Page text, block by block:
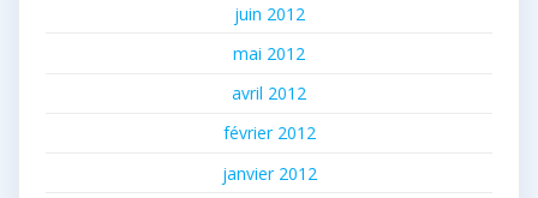
juin 2012
mai 2012
avril 2012
février 2012
janvier 2012